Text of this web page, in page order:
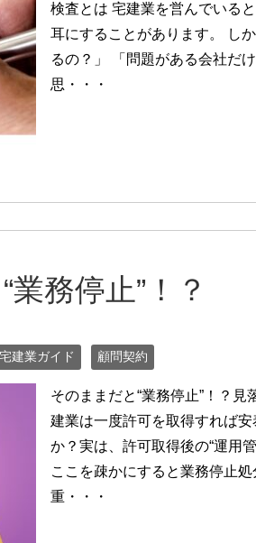
検査とは 宅建業を営んでいる
耳にすることがあります。 し
るの？」 「問題がある会社だ
思・・・
務停止”！？
宅建業ガイド 顧問契約
そのままだと“業務停止”！？
建業は一度許可を取得すれば
か？実は、許可取得後の“運用
ここを疎かにすると業務停止
重・・・